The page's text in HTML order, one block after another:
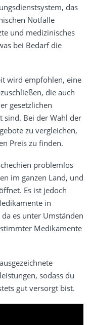
das
Notfälle
und medizinisches
bei Bedarf die
wird empfohlen, eine
die auch
gesetzlichen
sind. Bei der Wahl der
zu vergleichen,
Preis zu finden.
problemlos
im ganzen Land, und
Es ist jedoch
in
es unter Umständen
Medikamente
sodass du
gut versorgt bist.